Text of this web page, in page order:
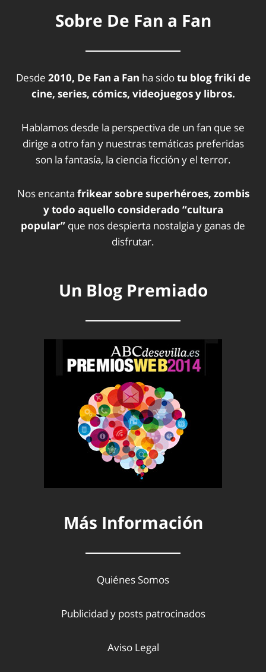
Sobre De Fan a Fan
Desde 2010, De Fan a Fan ha sidotu blog friki de
cine, series, cómics, videojuegos y libros.
Hablamos desde la perspectiva de un fan que se
dirige a otro fan y nuestras temáticas preferidas
son la fantasía, la ciencia ficción y el terror.
Nos encanta frikear sobre superhéroes, zombis
y todo aquello considerado “cultura
popular” que nos despierta nostalgia y ganas de
disfrutar.
Un Blog Premiado
Más Información
Quiénes Somos
Publicidad y posts patrocinados
Aviso Legal